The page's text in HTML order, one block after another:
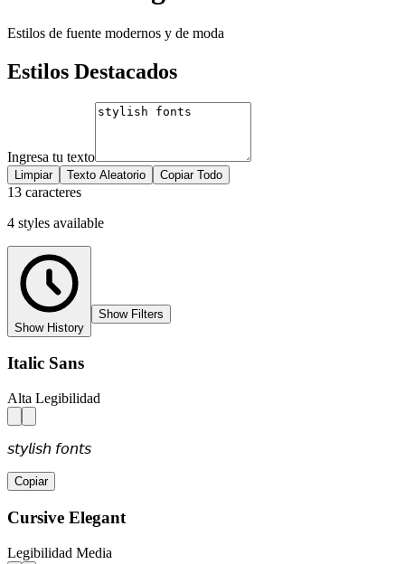
Estilos de fuente modernos y de moda
Estilos Destacados
Ingresa tu texto
Limpiar Texto Aleatorio Copiar Todo
13 caracteres
4 styles available
Show History
Show Filters
Italic Sans
Alta Legibilidad
𝘴𝘵𝘺𝘭𝘪𝘴𝘩 𝘧𝘰𝘯𝘵𝘴
Copiar
Cursive Elegant
Legibilidad Media